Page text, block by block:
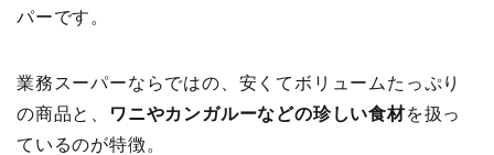
パーです。
業務スーパーならではの、安くてボリュームたっぷり
の商品と、
ワニやカンガルーなどの珍しい食材を扱っ
ているのが特徴。